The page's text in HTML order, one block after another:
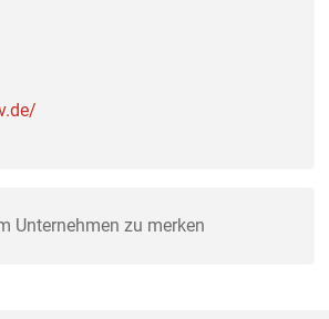
Unternehmen zu merken